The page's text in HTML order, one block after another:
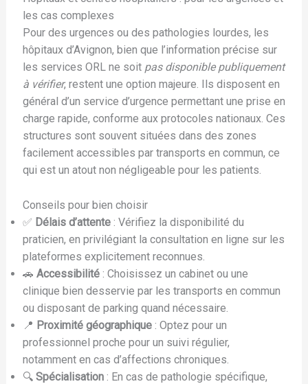
les cas complexes
Pour des urgences ou des pathologies lourdes, les
hôpitaux d’Avignon, bien que l’information précise sur
les services ORL ne soit pas disponible publiquement
à vérifier, restent une option majeure. Ils disposent en
général d’un service d’urgence permettant une prise en
charge rapide, conforme aux protocoles nationaux. Ces
structures sont souvent situées dans des zones
facilement accessibles par transports en commun, ce
qui est un atout non négligeable pour les patients.
Conseils pour bien choisir
✅ Délais d’attente: Vérifiez la disponibilité du
praticien, en privilégiant la consultation en ligne sur les
plateformes explicitement reconnues.
🚗 Accessibilité: Choisissez un cabinet ou une
clinique bien desservie par les transports en commun
ou disposant de parking quand nécessaire.
📍 Proximité géographique: Optez pour un
professionnel proche pour un suivi régulier,
notamment en cas d’affections chroniques.
🔍 Spécialisation: En cas de pathologie spécifique,